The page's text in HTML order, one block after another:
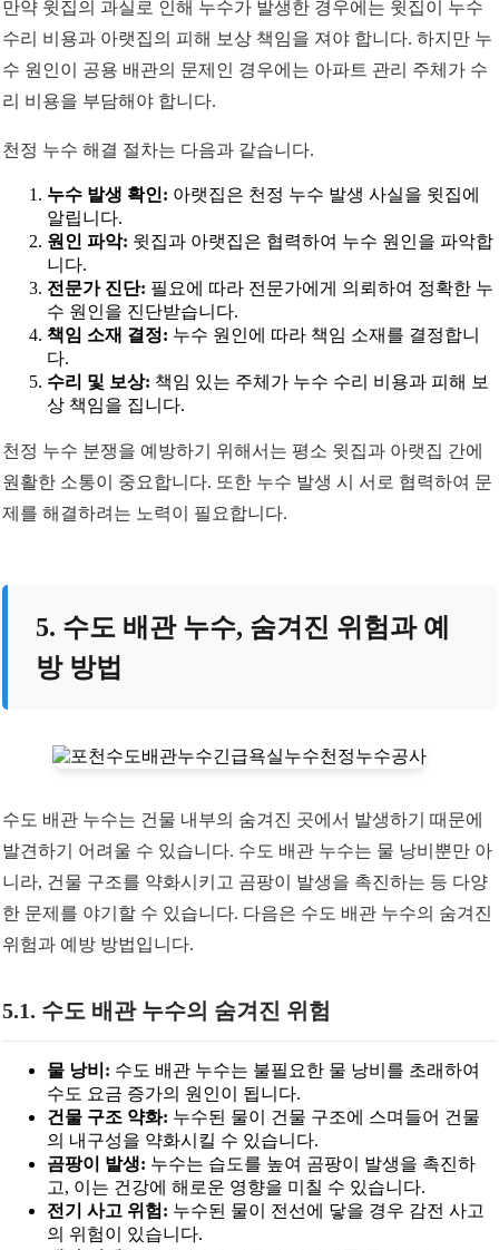
만약 윗집의 과실로 인해 누수가 발생한 경우에는 윗집이 누수
수리 비용과 아랫집의 피해 보상 책임을 져야 합니다. 하지만 누
수 원인이 공용 배관의 문제인 경우에는 아파트 관리 주체가 수
리 비용을 부담해야 합니다.
천정 누수 해결 절차는 다음과 같습니다.
누수 발생 확인: 아랫집은 천정 누수 발생 사실을 윗집에
알립니다.
원인 파악: 윗집과 아랫집은 협력하여 누수 원인을 파악합
니다.
전문가 진단: 필요에 따라 전문가에게 의뢰하여 정확한 누
수 원인을 진단받습니다.
책임 소재 결정: 누수 원인에 따라 책임 소재를 결정합니
다.
수리 및 보상: 책임 있는 주체가 누수 수리 비용과 피해 보
상 책임을 집니다.
천정 누수 분쟁을 예방하기 위해서는 평소 윗집과 아랫집 간에
원활한 소통이 중요합니다. 또한 누수 발생 시 서로 협력하여 문
제를 해결하려는 노력이 필요합니다.
5. 수도 배관 누수, 숨겨진 위험과 예
방 방법
수도 배관 누수는 건물 내부의 숨겨진 곳에서 발생하기 때문에
발견하기 어려울 수 있습니다. 수도 배관 누수는 물 낭비뿐만 아
니라, 건물 구조를 약화시키고 곰팡이 발생을 촉진하는 등 다양
한 문제를 야기할 수 있습니다. 다음은 수도 배관 누수의 숨겨진
위험과 예방 방법입니다.
5.1. 수도 배관 누수의 숨겨진 위험
물 낭비: 수도 배관 누수는 불필요한 물 낭비를 초래하여
수도 요금 증가의 원인이 됩니다.
건물 구조 약화: 누수된 물이 건물 구조에 스며들어 건물
의 내구성을 약화시킬 수 있습니다.
곰팡이 발생: 누수는 습도를 높여 곰팡이 발생을 촉진하
고, 이는 건강에 해로운 영향을 미칠 수 있습니다.
전기 사고 위험: 누수된 물이 전선에 닿을 경우 감전 사고
의 위험이 있습니다.